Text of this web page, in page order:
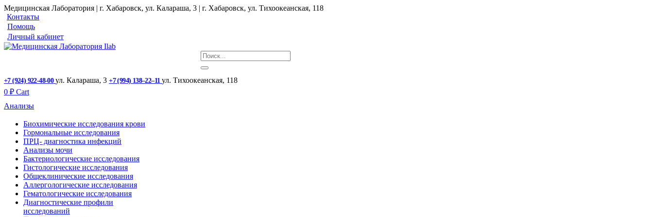
Медицинская Лаборатория | г. Хабаровск, ул. Калараша, 3 | г. Хабаровск, ул. ​Тихоокеанская, 118
Контакты
Помощь
Личный кабинет
+7 (924) 922-48-00 ул. ​Калараша, 3 +7 (994) 138‒22‒11 ул. ​Тихоокеанская, 118
0 ₽ Cart
Анализы
Биохимические исследования крови
Гормональные исследования
ПРЦ- диагностика инфекций
Анализы мочи
Бактериологические исследования
Гистологические исследования
Общеклинические исследования
Аллергологические исследования
Гематологические исследования
Диагностические профили
исследований